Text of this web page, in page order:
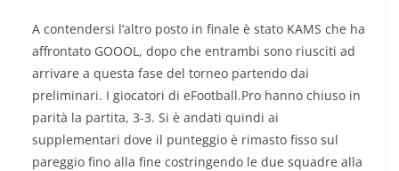
A contendersi l’altro posto in finale è stato KAMS che ha
affrontato GOOOL, dopo che entrambi sono riusciti ad
arrivare a questa fase del torneo partendo dai
preliminari. I giocatori di eFootball.Pro hanno chiuso in
parità la partita, 3-3. Si è andati quindi ai
supplementari dove il punteggio è rimasto fisso sul
pareggio fino alla fine costringendo le due squadre alla